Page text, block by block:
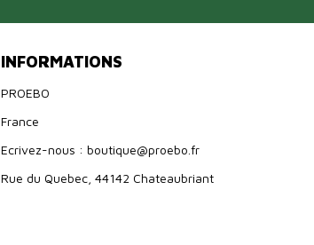
INFORMATIONS
PROEBO
France
Ecrivez-nous : boutique@proebo.fr
Rue du Quebec, 44142 Chateaubriant